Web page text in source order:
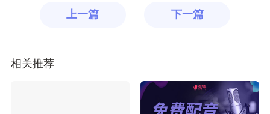
上一篇 下一篇
相关推荐